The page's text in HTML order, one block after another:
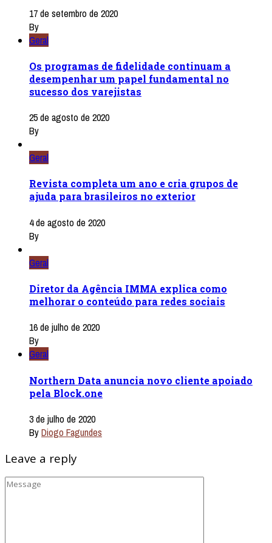
17 de setembro de 2020
By
Geral
Os programas de fidelidade continuam a
desempenhar um papel fundamental no
sucesso dos varejistas
25 de agosto de 2020
By
Geral
Revista completa um ano e cria grupos de
ajuda para brasileiros no exterior
4 de agosto de 2020
By
Geral
Diretor da Agência IMMA explica como
melhorar o conteúdo para redes sociais
16 de julho de 2020
By
Geral
Northern Data anuncia novo cliente apoiado
pela Block.one
3 de julho de 2020
ByDiogo Fagundes
Leave a reply